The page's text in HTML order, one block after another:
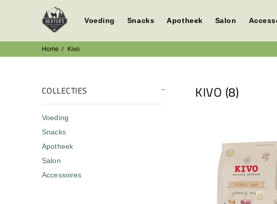
Voeding Snacks Apotheek Salon
Home Kivo
COLLECTIES
Voeding
Snacks
Apotheek
Salon
Accessoires
KIVO (8)